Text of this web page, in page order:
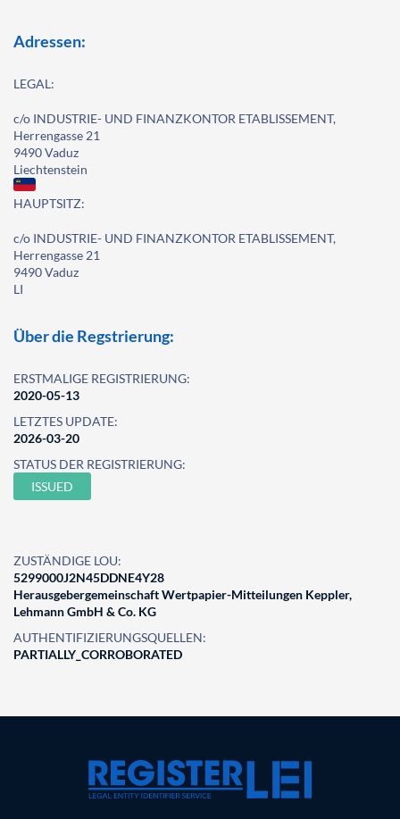
Adressen:
LEGAL:
c/o INDUSTRIE- UND FINANZKONTOR ETABLISSEMENT,
Herrengasse 21
9490 Vaduz
Liechtenstein
HAUPTSITZ:
c/o INDUSTRIE- UND FINANZKONTOR ETABLISSEMENT,
Herrengasse 21
9490 Vaduz
LI
Über die Regstrierung:
ERSTMALIGE REGISTRIERUNG:
2020-05-13
LETZTES UPDATE:
2026-03-20
STATUS DER REGISTRIERUNG:
ISSUED
ZUSTÄNDIGE LOU:
5299000J2N45DDNE4Y28
Herausgebergemeinschaft Wertpapier-Mitteilungen Keppler,
Lehmann GmbH & Co. KG
AUTHENTIFIZIERUNGSQUELLEN:
PARTIALLY_CORROBORATED